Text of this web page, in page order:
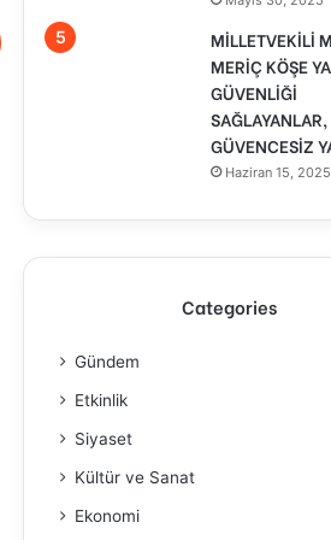
MİLLETVEKİLİ
MERİÇ KÖŞE
GÜVENLİĞİ
SAĞLAYANLAR,
GÜVENCESİZ
Haziran 15, 2025
Categories
Gündem
Etkinlik
Siyaset
Kültür ve Sanat
Ekonomi